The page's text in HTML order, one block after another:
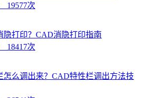
19577次
隐打印？CAD消隐打印指南
18417次
怎么调出来？CAD特性栏调出方法技